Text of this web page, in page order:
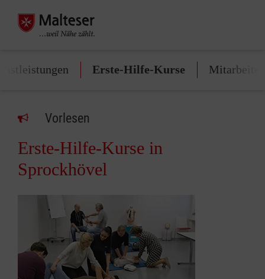
Erste-Hilfe-Kurse Mitarbeiten
Vorlesen
Erste-Hilfe-Kurse in
Sprockhövel